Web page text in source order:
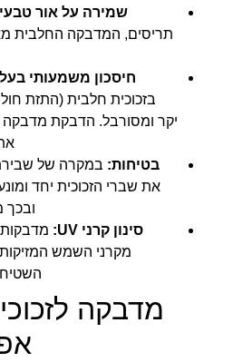
שמירה על אור
חיסכון משמעותי
בזכוכית חלבית (התזת
יקר ומסורבל. הדבקת מדבקה
בטיחות: במקרה של
את שברי הזכוכית יחד
ובכך
סינון קרני UV:
מקרני השמש
מדבקה